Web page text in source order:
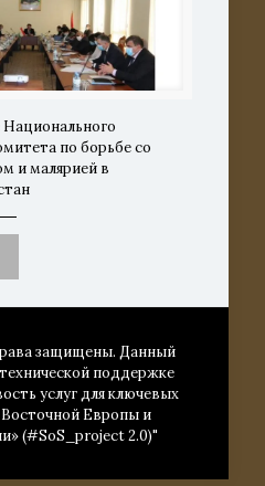
по борьбе со
и малярией в
защищены. Данный
поддержке
услуг для ключевых
Восточной Европы и
(#SoS_project 2.0)"